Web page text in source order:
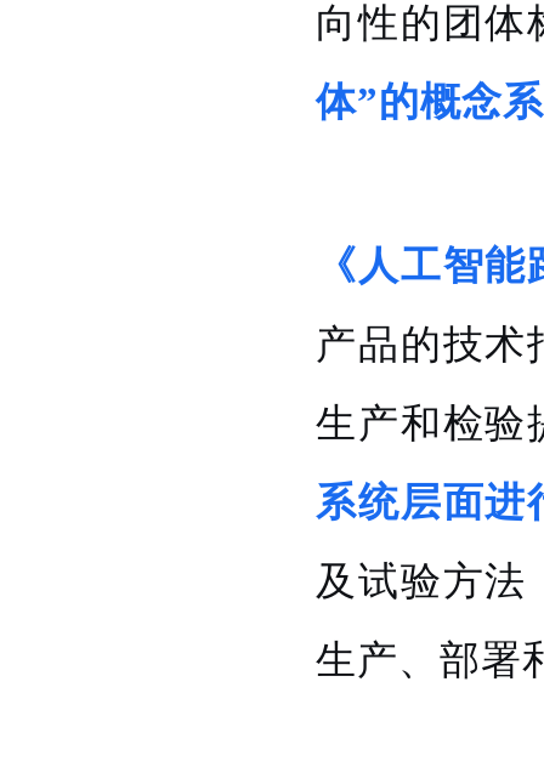
向性的团体
体”的概念
《人工智
产品的技术
生产和检验
系统层面进
及试验方法
生产、部署